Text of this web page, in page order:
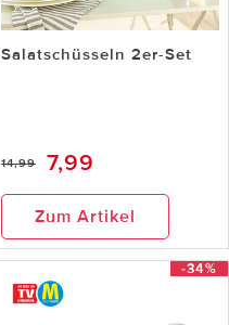
Salatschüsseln 2er-Set
14,99 7,99
Zum Artikel
-34%